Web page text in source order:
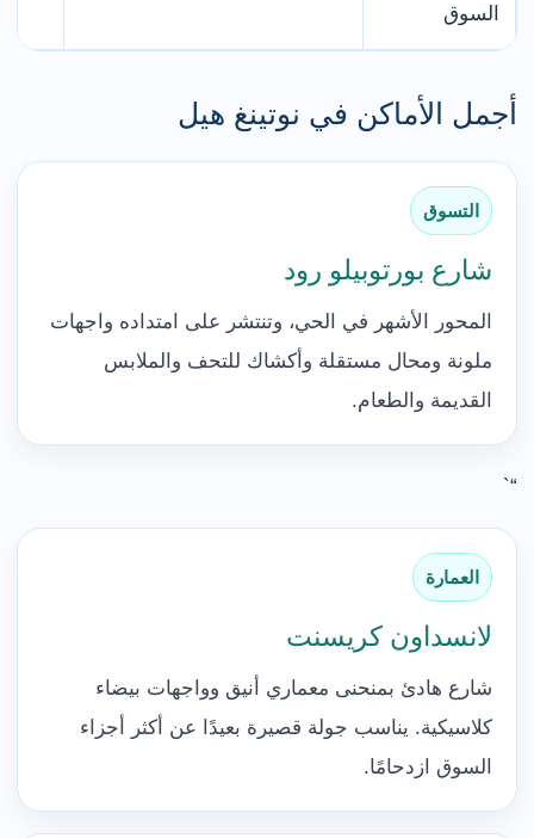
السوق
أجمل الأماكن في نوتينغ هيل
التسوق
شارع بورتوبيلو رود
المحور الأشهر في الحي، وتنتشر على امتداده واجهات
ملونة ومحال مستقلة وأكشاك للتحف والملابس
القديمة والطعام.
“`
العمارة
لانسداون كريسنت
شارع هادئ بمنحنى معماري أنيق وواجهات بيضاء
كلاسيكية. يناسب جولة قصيرة بعيدًا عن أكثر أجزاء
السوق ازدحامًا.